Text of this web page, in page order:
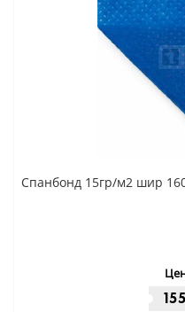
Спанбонд 15гр/м2 шир